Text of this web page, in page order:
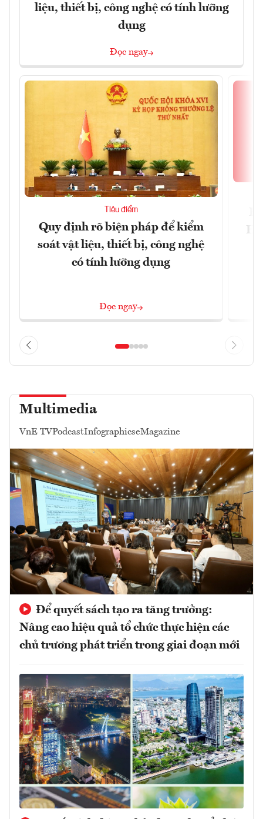
liệu, thiết bị, công nghệ có tính lưỡng
dụng
Đọc ngay
Tiêu điểm
Quy định rõ biện pháp để kiểm
soát vật liệu, thiết bị, công nghệ
có tính lưỡng dụng
Đọc ngay
Multimedia
VnE TVPodcastInfographicseMagazine
Để quyết sách tạo ra tăng trưởng:
Nâng cao hiệu quả tổ chức thực hiện các
chủ trương phát triển trong giai đoạn mới